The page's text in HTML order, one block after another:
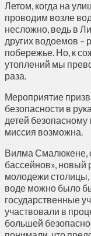
Летом, когда на
проводим возле
несложно, ведь в
других водоемов –
побережье. Но, к
утоплений мы
раза.
Мероприятие
безопасности в
детей
миссия возможна.
Вилма Смалюкене,
бассейнов», новый
молодежи столицы,
воде можно было
государственные
участвовали в
большей